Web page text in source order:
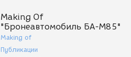
Making Of
"Бронеавтомобиль БА-М85"
Making of
Публикации